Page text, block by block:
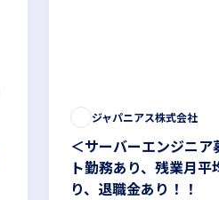
ジャパニアス株式会社
＜サーバーエンジニ
ト勤務あり、残業月
り、退職金あり！！